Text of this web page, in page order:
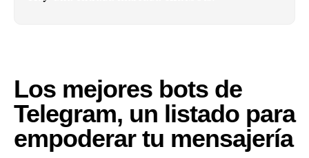
Los mejores bots de
Telegram, un listado para
empoderar tu mensajería